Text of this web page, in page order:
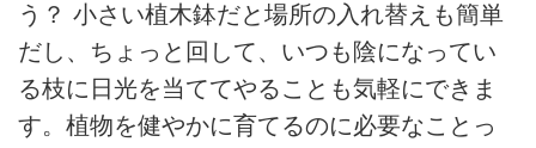
う？ 小さい植木鉢だと場所の入れ替えも簡単
だし、ちょっと回して、いつも陰になってい
る枝に日光を当ててやることも気軽にできま
す。植物を健やかに育てるのに必要なことっ